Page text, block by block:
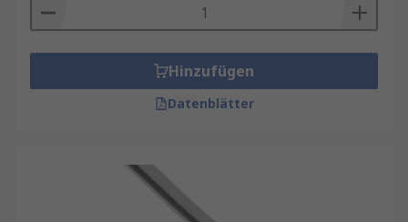
Hinzufügen
Datenblätter